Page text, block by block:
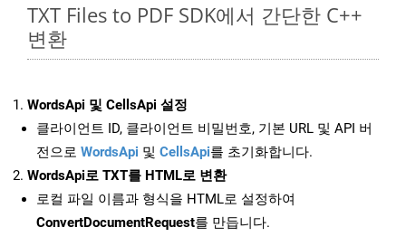
TXT Files to PDF SDK에서 간단한 C++
변환
WordsApi 및 CellsApi 설정
클라이언트 ID, 클라이언트 비밀번호, 기본 URL 및 API 버
전으로 WordsApi 및 CellsApi를 초기화합니다.
WordsApi로 TXT를 HTML로 변환
로컬 파일 이름과 형식을 HTML로 설정하여
ConvertDocumentRequest를 만듭니다.